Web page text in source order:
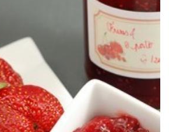
DE FRESAS & OPORTO
con el sutil aroma del Oporto.